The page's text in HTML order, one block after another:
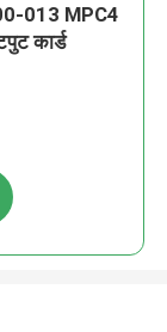
013 MPC4
कार्ड